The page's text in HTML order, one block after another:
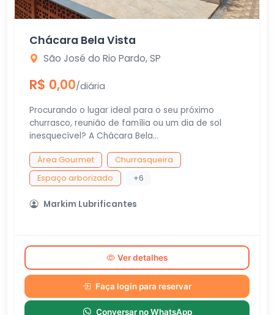
Chácara Bela Vista
São José do Rio Pardo, SP
R$ 0,00/diária
Procurando o lugar ideal para o seu próximo
churrasco, reunião de família ou um dia de sol
inesquecível? A Chácara Bela...
Área Gourmet
Churrasqueira
Espaço arborizado
+6
Markim Lubrificantes
Ver detalhes
Faça login para reservar
Conversar no WhatsApp